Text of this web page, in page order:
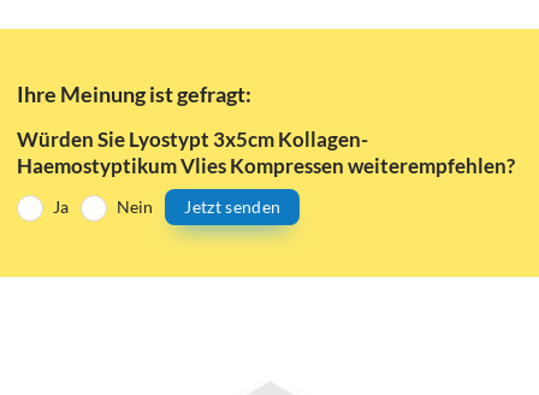
Ihre Meinung ist gefragt:
Würden Sie Lyostypt 3x5cm Kollagen-
Haemostyptikum Vlies Kompressen weiterempfehlen?
Ja Nein Jetzt senden